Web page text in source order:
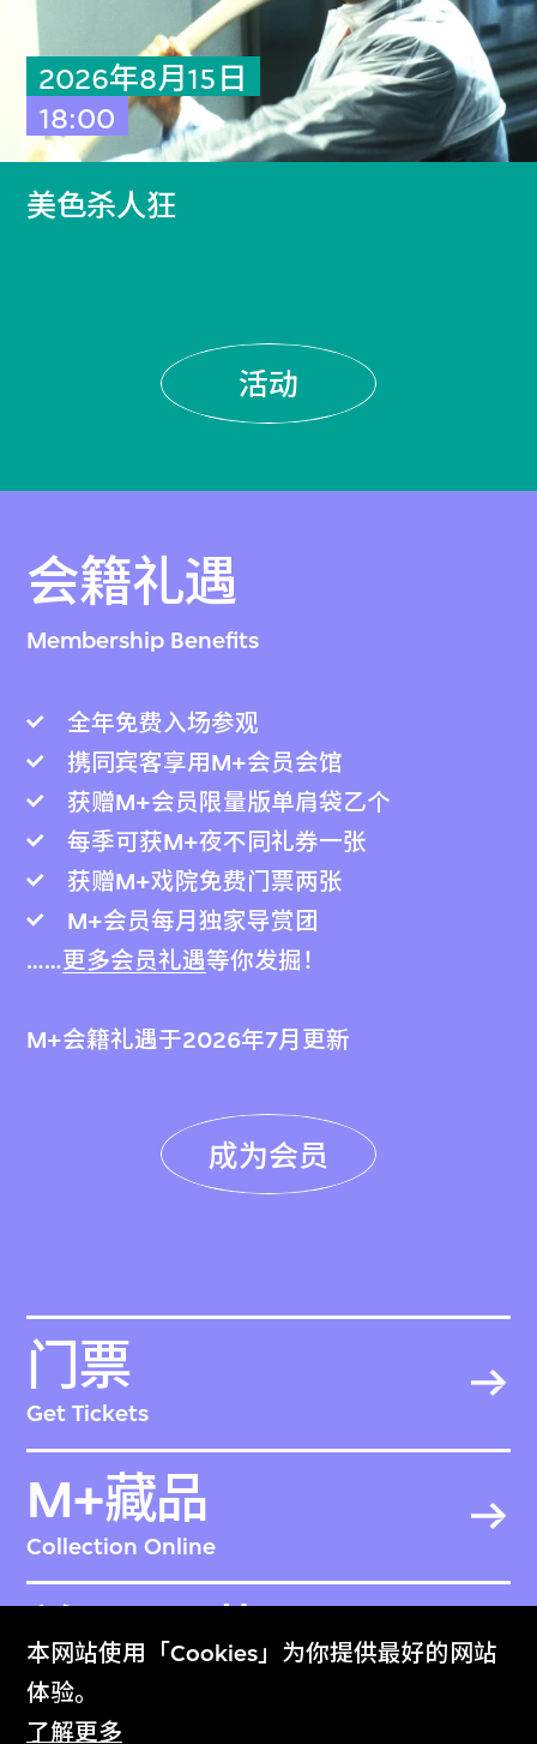
本网站使用「Cookies」为你提供最好的网站
体验。
了解更多
本网页已自動翻译成简体中文。
2026年8月15日
18:00
美色杀人狂
活动
会籍礼遇
Membership Benefits
全年免费入场参观
携同宾客享用M+会员会馆
获赠M+会员限量版单肩袋乙个
每季可获M+夜不同礼券一张
获赠M+戏院免费门票两张
M+会员每月独家导赏团
……更多会员礼遇等你发掘！
M+会籍礼遇于2026年7月更新
成为会员
门票
Get Tickets
M+藏品
Collection Online
关于M+藏品
About the Collection